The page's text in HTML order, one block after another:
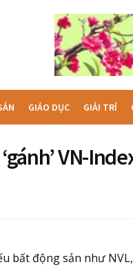
GIÁO DỤC GIẢI TRÍ
VN-
bất động sản như